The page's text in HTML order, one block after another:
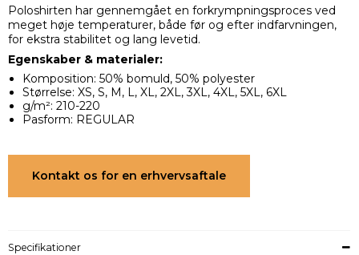
Poloshirten har gennemgået en forkrympningsproces ved
meget høje temperaturer, både før og efter indfarvningen,
for ekstra stabilitet og lang levetid.
Egenskaber & materialer:
Komposition: 50% bomuld, 50% polyester
Størrelse: XS, S, M, L, XL, 2XL, 3XL, 4XL, 5XL, 6XL
g/m²: 210-220
Pasform: REGULAR
Kontakt os for en erhvervsaftale
Specifikationer